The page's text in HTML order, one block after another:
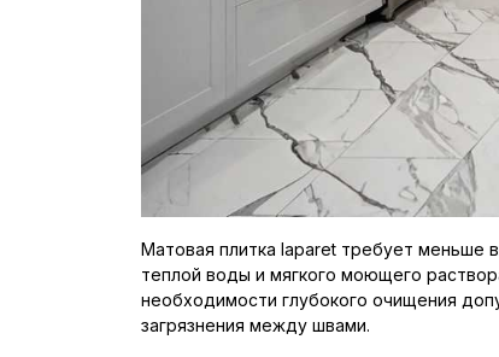
Матовая плитка laparet требует меньше
теплой воды и мягкого моющего
необходимости глубокого очищения
загрязнения между швами.